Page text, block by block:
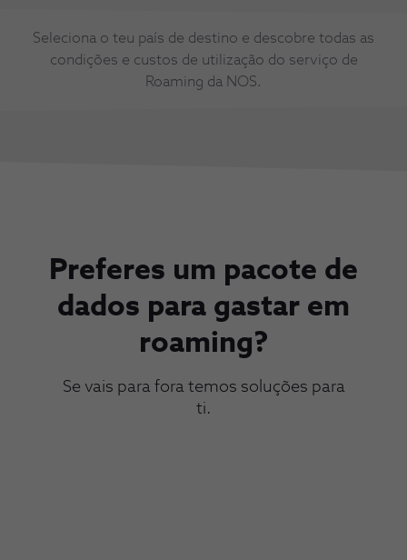
Seleciona o teu país de destino e descobre todas as
condições e custos de utilização do serviço de
Roaming da NOS.
Preferes um pacote de
dados para gastar em
roaming?
Se vais para fora temos soluções para
ti.